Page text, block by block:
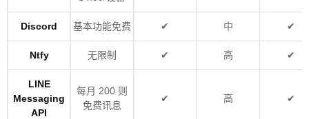
Discord 基本功能免费 ✔ 中 ✔
Ntfy 无限制 ✔ 高 ✔
LINE
Messaging
API
每月 200 则
免费讯息
✔ 高 ✔